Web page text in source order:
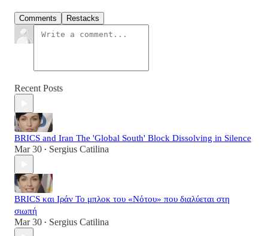
Comments Restacks
Recent Posts
BRICS and Iran The 'Global South' Block Dissolving in Silence
Mar 30 • Sergius Catilina
BRICS και Ιράν Το μπλοκ του «Νότου» που διαλύεται στη
σιωπή
Mar 30 • Sergius Catilina